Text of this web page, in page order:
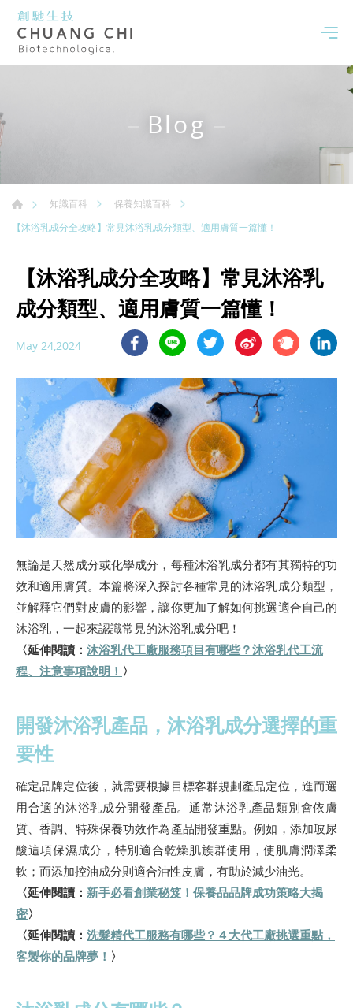
Blog
知識百科
保養知識百科
【沐浴乳成分全攻略】常見沐浴乳成分類型、適用膚質一篇懂！
【沐浴乳成分全攻略】常見沐浴乳
成分類型、適用膚質一篇懂！
May 24,2024
無論是天然成分或化學成分，每種沐浴乳成分都有其獨特的功
效和適用膚質。本篇將深入探討各種常見的沐浴乳成分類型，
並解釋它們對皮膚的影響，讓你更加了解如何挑選適合自己的
沐浴乳，一起來認識常見的沐浴乳成分吧！
〈延伸閱讀： 沐浴乳代工廠服務項目有哪些？沐浴乳代工流
程、注意事項說明！ 〉
開發沐浴乳產品，沐浴乳成分選擇的重
要性
確定品牌定位後，就需要根據目標客群規劃產品定位，進而選
用合適的沐浴乳成分開發產品。通常沐浴乳產品類別會依膚
質、香調、特殊保養功效作為產品開發重點。例如，添加玻尿
酸這項保濕成分，特別適合乾燥肌族群使用，使肌膚潤澤柔
軟；而添加控油成分則適合油性皮膚，有助於減少油光。
〈延伸閱讀： 新手必看創業秘笈！保養品品牌成功策略大揭
密〉
〈延伸閱讀： 洗髮精代工服務有哪些？４大代工廠挑選重點，
客製你的品牌夢！ 〉